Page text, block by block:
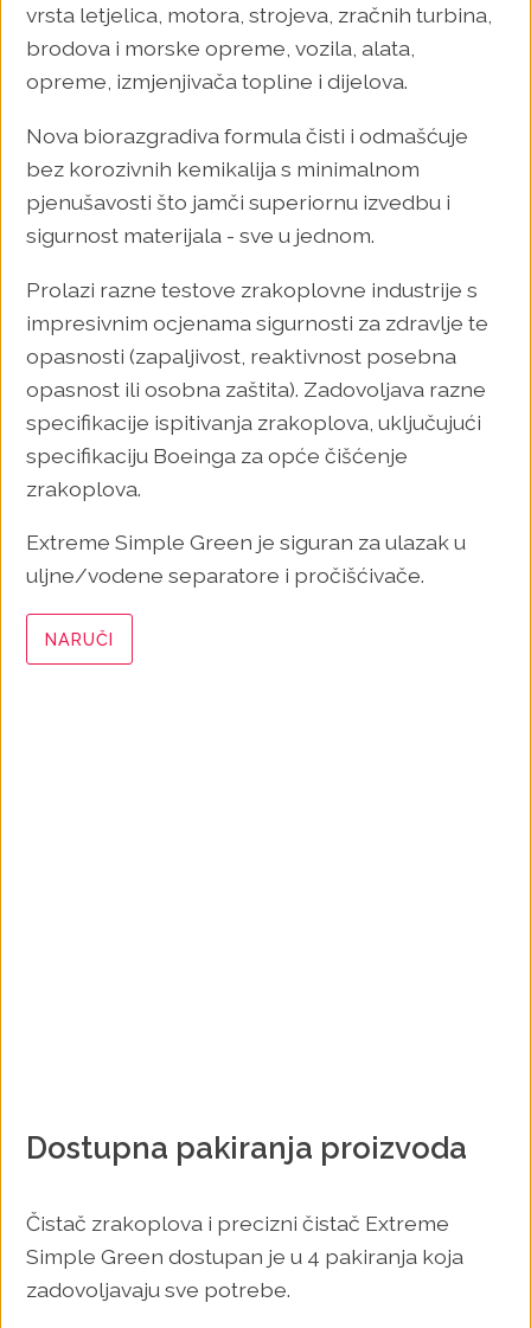
vrsta letjelica, motora, strojeva, zračnih turbina,
brodova i morske opreme, vozila, alata,
opreme, izmjenjivača topline i dijelova.
Nova biorazgradiva formula čisti i odmašćuje
bez korozivnih kemikalija s minimalnom
pjenušavosti što jamči superiornu izvedbu i
sigurnost materijala - sve u jednom.
Prolazi razne testove zrakoplovne industrije s
impresivnim ocjenama sigurnosti za zdravlje te
opasnosti (zapaljivost, reaktivnost posebna
opasnost ili osobna zaštita). Zadovoljava razne
specifikacije ispitivanja zrakoplova, uključujući
specifikaciju Boeinga za opće čišćenje
zrakoplova.
Extreme Simple Green je siguran za ulazak u
uljne/vodene separatore i pročišćivače.
NARUČI
Dostupna pakiranja proizvoda
Čistač zrakoplova i precizni čistač Extreme
Simple Green dostupan je u 4 pakiranja koja
zadovoljavaju sve potrebe.